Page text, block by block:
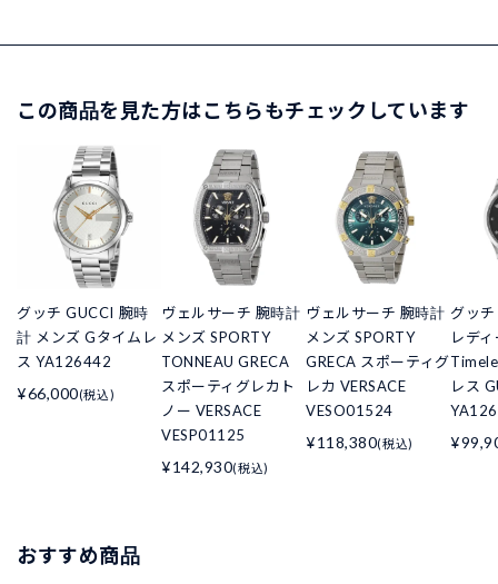
この商品を見た方はこちらもチェックしています
グッチ GUCCI 腕時
計 メンズ Gタイムレ
ス YA126442
¥66,000(税込)
ヴェルサーチ 腕時計
メンズ SPORTY
TONNEAU GRECA
スポーティグレカト
ノー VERSACE
VESP01125
¥142,930(税込)
ヴェルサーチ 腕時計
メンズ SPORTY
GRECA スポーティグ
レカ VERSACE
VESO01524
¥118,380(税込)
グッ
レデ
レス
おすすめ商品